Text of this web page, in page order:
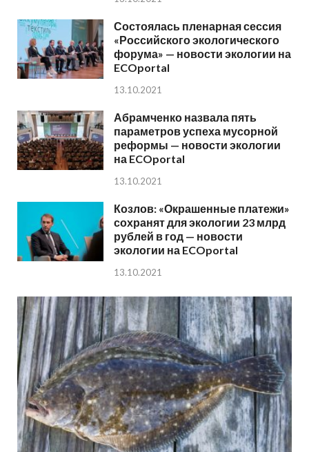
Состоялась пленарная сессия
«Российского экологического
форума» — новости экологии на
ECOportal
13.10.2021
Абрамченко назвала пять
параметров успеха мусорной
реформы — новости экологии
на ECOportal
13.10.2021
Козлов: «Окрашенные платежи»
сохранят для экологии 23 млрд
рублей в год — новости
экологии на ECOportal
13.10.2021